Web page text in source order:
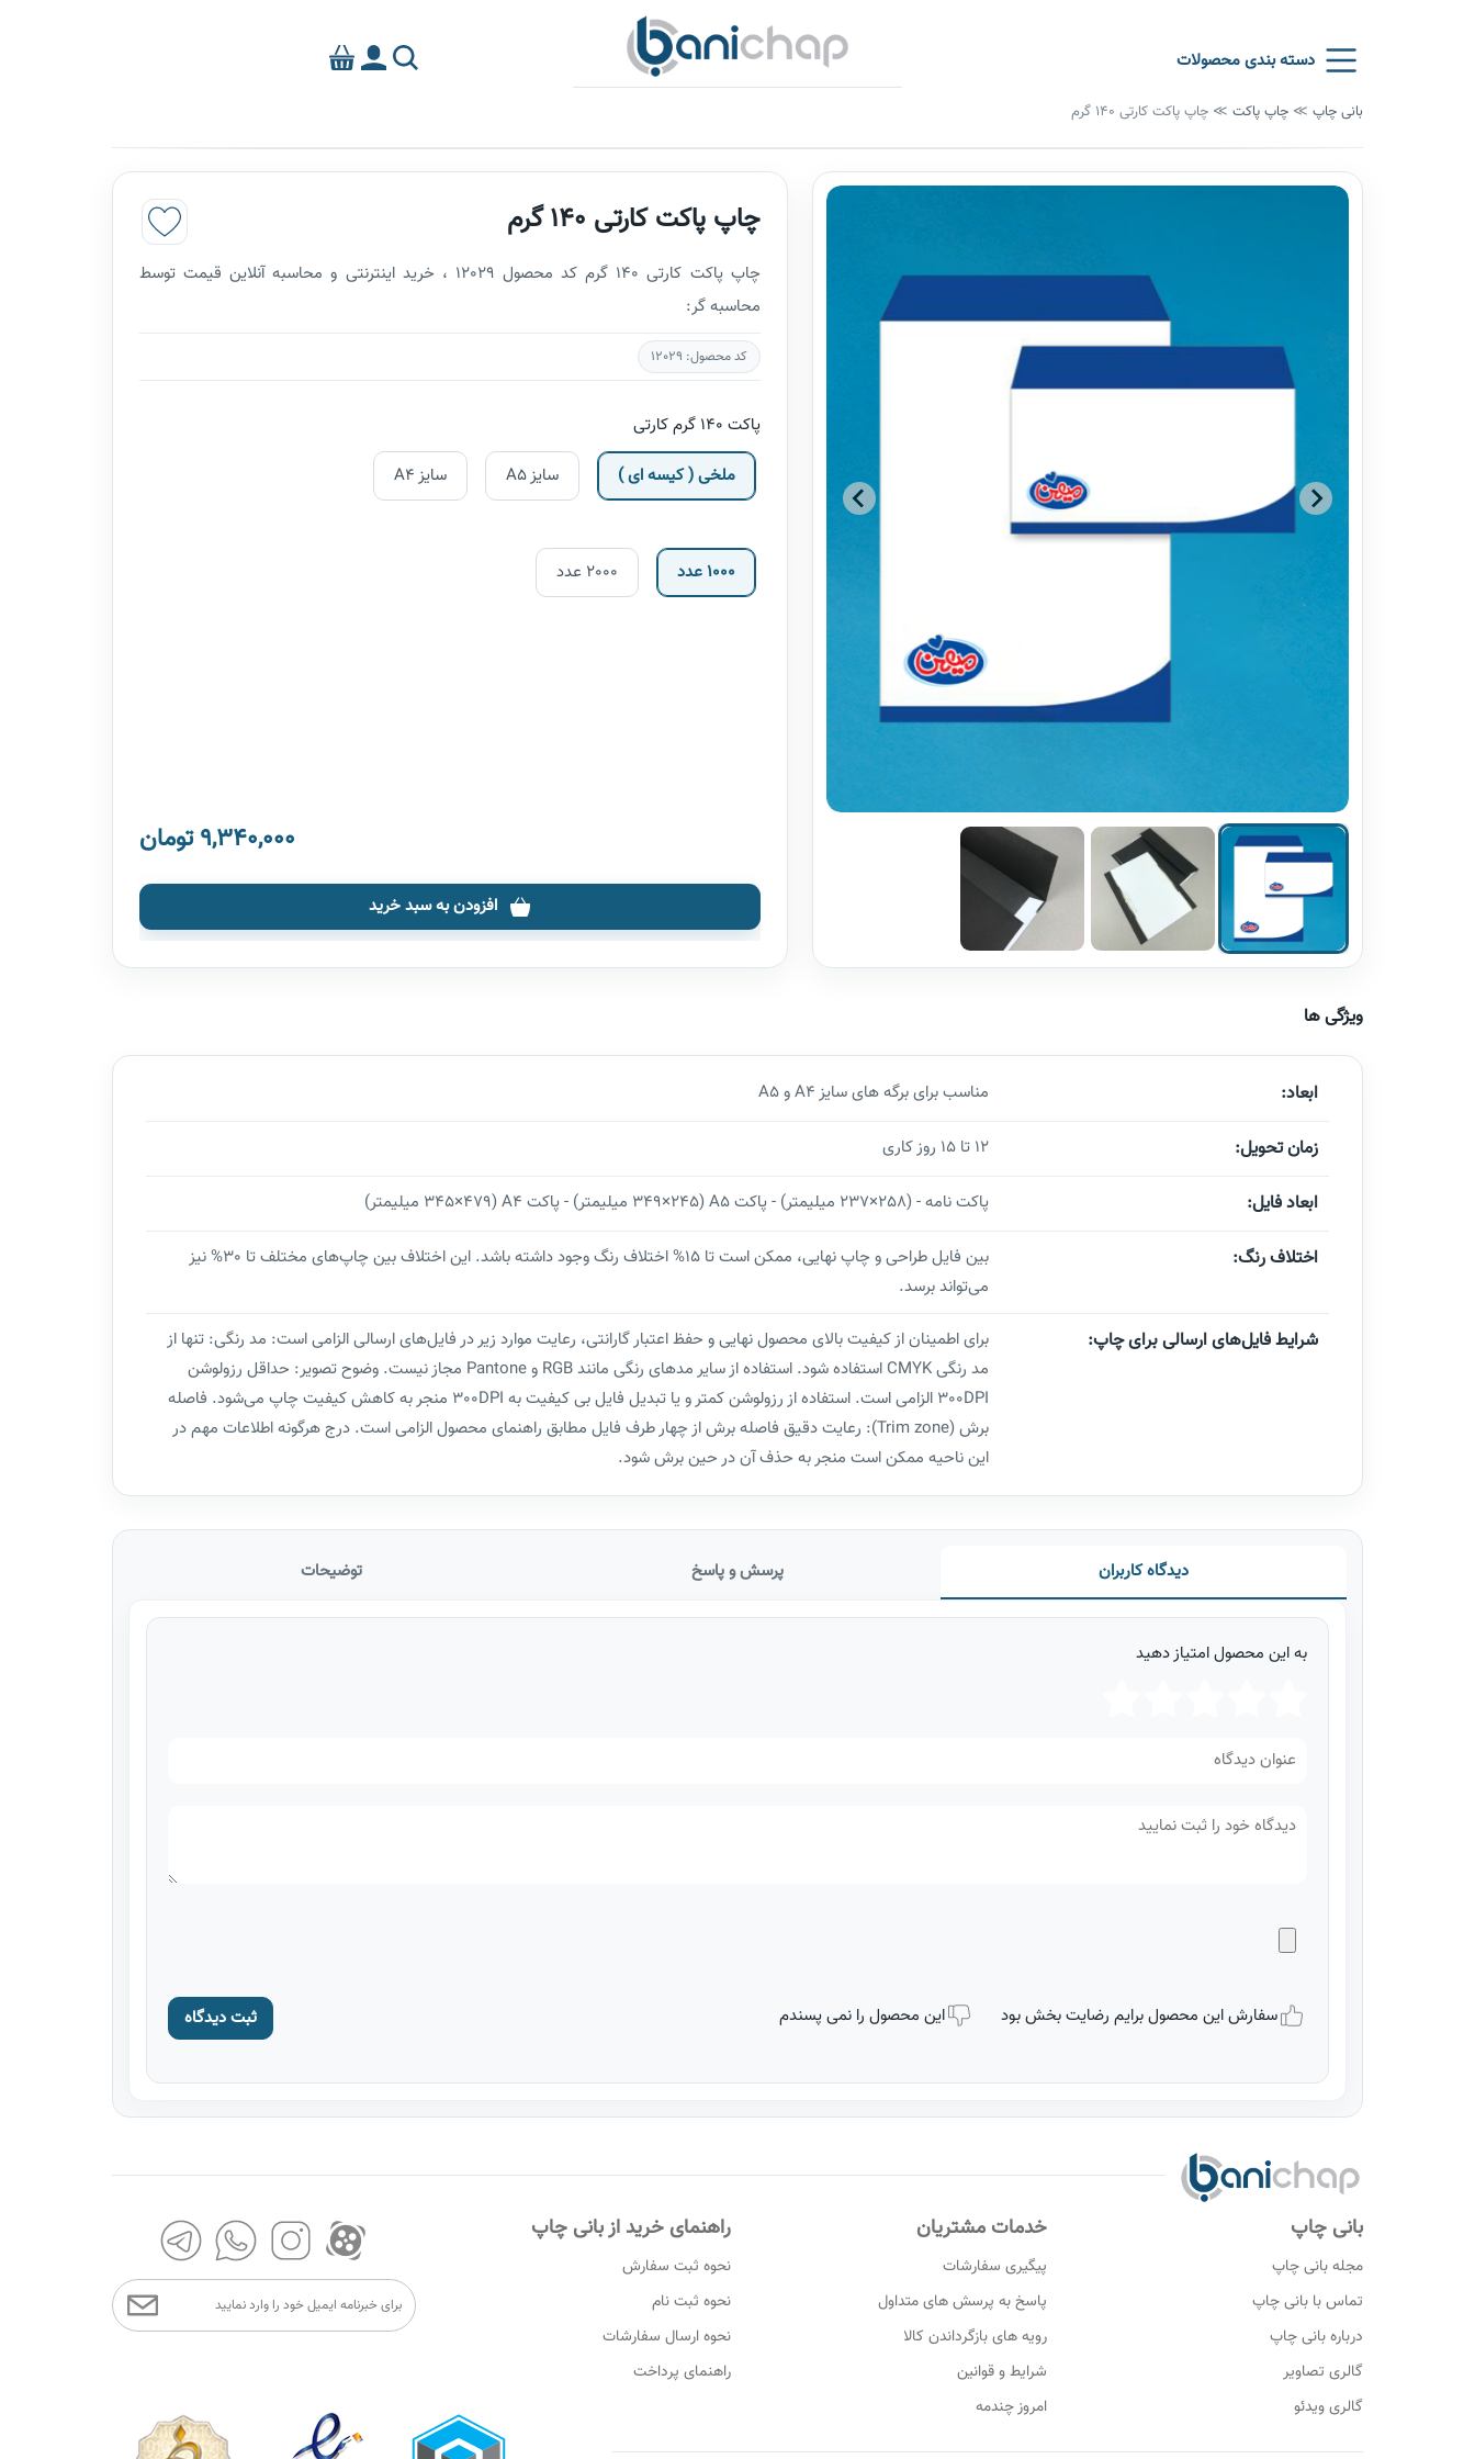
دسته بندی محصولات
بانی چاپ ≫ چاپ پاکت ≫ چاپ پاکت کارتی 140 گرم
چاپ پاکت کارتی 140 گرم
چاپ پاکت کارتی 140 گرم کد محصول 12029 ، خرید اینترنتی و محاسبه آنلاین قیمت توسط
محاسبه گر:
کد محصول: 12029
پاکت 140 گرم کارتی
ملخی ( کیسه ای )
سایز A5 سایز A4
1000 عدد 2000 عدد
9,340,000 تومان
افزودن به سبد خرید
ویژگی ها
ابعاد: مناسب برای برگه های سایز A4 و A5
زمان تحویل: 12 تا 15 روز کاری
ابعاد فایل: پاکت نامه - (258×237 میلیمتر) - پاکت A5 (349×245 میلیمتر) - پاکت A4 (345×479 میلیمتر)
اختلاف رنگ:
بین فایل طراحی و چاپ نهایی، ممکن است تا 15% اختلاف رنگ وجود داشته باشد. این اختلاف بین چاپ‌های مختلف تا 30% نیز
می‌تواند برسد.
شرایط فایل‌های ارسالی برای چاپ:
برای اطمینان از کیفیت بالای محصول نهایی و حفظ اعتبار گارانتی، رعایت موارد زیر در فایل‌های ارسالی الزامی است: مد رنگی: تنها از
مد رنگی CMYK استفاده شود. استفاده از سایر مدهای رنگی مانند RGB و Pantone مجاز نیست. وضوح تصویر: حداقل رزولوشن
300DPI الزامی است. استفاده از رزولوشن کمتر و یا تبدیل فایل بی کیفیت به 300DPI منجر به کاهش کیفیت چاپ می‌شود. فاصله
برش (Trim zone): رعایت دقیق فاصله برش از چهار طرف فایل مطابق راهنمای محصول الزامی است. درج هرگونه اطلاعات مهم در
این ناحیه ممکن است منجر به حذف آن در حین برش شود.
دیدگاه کاربران پرسش و پاسخ توضیحات
به این محصول امتیاز دهید
سفارش این محصول برایم رضایت بخش بود این محصول را نمی پسندم ثبت دیدگاه
بانی چاپ
مجله بانی چاپ
تماس با بانی چاپ
درباره بانی چاپ
گالری تصاویر
گالری ویدئو
خدمات مشتریان
پیگیری سفارشات
پاسخ به پرسش های متداول
رویه های بازگرداندن کالا
شرایط و قوانین
امروز چندمه
راهنمای خرید از بانی چاپ
نحوه ثبت سفارش
نحوه ثبت نام
نحوه ارسال سفارشات
راهنمای پرداخت